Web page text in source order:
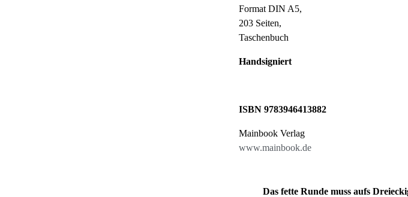
Format DIN A5,
203 Seiten,
Taschenbuch
Handsigniert
ISBN 9783946413882
Mainbook Verlag
www.mainbook.de
Das fette Runde muss aufs